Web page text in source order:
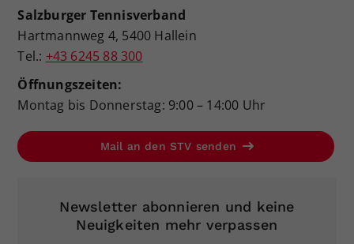
Salzburger Tennisverband
Hartmannweg 4, 5400 Hallein
Tel.: +43 6245 88 300
Öffnungszeiten:
Montag bis Donnerstag: 9:00 – 14:00 Uhr
Mail an den STV senden
Newsletter abonnieren und keine
Neuigkeiten mehr verpassen